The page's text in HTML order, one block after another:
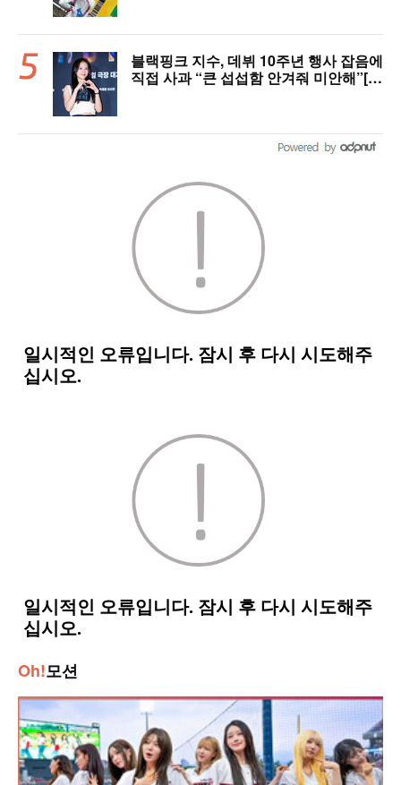
블랙핑크 지수, 데뷔 10주년 행사 잡음에
직접 사과 “큰 섭섭함 안겨줘 미안해”[핫
Oh!모션